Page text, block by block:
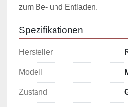
zum Be- und Entladen.
Spezifikationen
Hersteller
Modell
Zustand